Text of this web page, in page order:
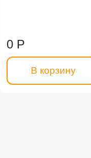
0 Р
В корзину